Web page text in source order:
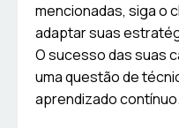
mencionadas, siga o
adaptar suas
O sucesso das suas
uma questão de
aprendizado contínuo.